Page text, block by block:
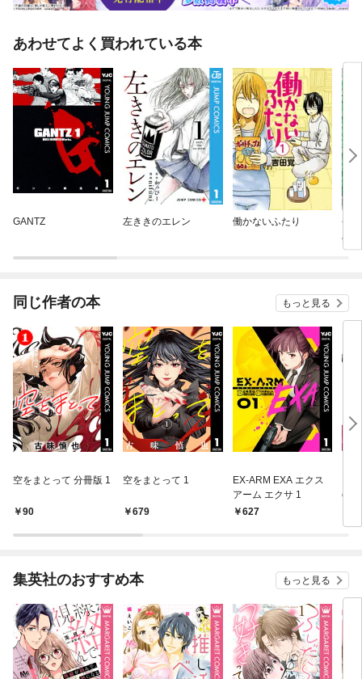
あわせてよく買われている本
GANTZ 左ききのエレン 働かないふたり
今
み
同じ作者の本 もっと見る
空をまとって 分冊版 1
90
空をまとって 1
679
EX-ARM EXA エクス
アーム エクサ 1
627
e エ
集英社のおすすめ本 もっと見る